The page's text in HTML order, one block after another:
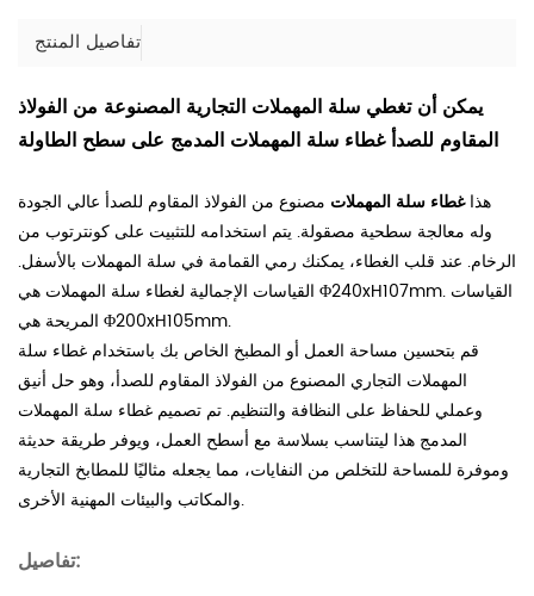
تفاصيل المنتج
يمكن أن تغطي سلة المهملات التجارية المصنوعة من الفولاذ
المقاوم للصدأ غطاء سلة المهملات المدمج على سطح الطاولة
هذاغطاء سلة المهملات مصنوع من الفولاذ المقاوم للصدأ عالي الجودة
وله معالجة سطحية مصقولة. يتم استخدامه للتثبيت على كونترتوب من
الرخام. عند قلب الغطاء، يمكنك رمي القمامة في سلة المهملات بالأسفل.
القياسات الإجمالية لغطاء سلة المهملات هي Φ240xH107mm. القياسات
المريحة هي Φ200xH105mm.
قم بتحسين مساحة العمل أو المطبخ الخاص بك باستخدام غطاء سلة
المهملات التجاري المصنوع من الفولاذ المقاوم للصدأ، وهو حل أنيق
وعملي للحفاظ على النظافة والتنظيم. تم تصميم غطاء سلة المهملات
المدمج هذا ليتناسب بسلاسة مع أسطح العمل، ويوفر طريقة حديثة
وموفرة للمساحة للتخلص من النفايات، مما يجعله مثاليًا للمطابخ التجارية
والمكاتب والبيئات المهنية الأخرى.
تفاصيل: